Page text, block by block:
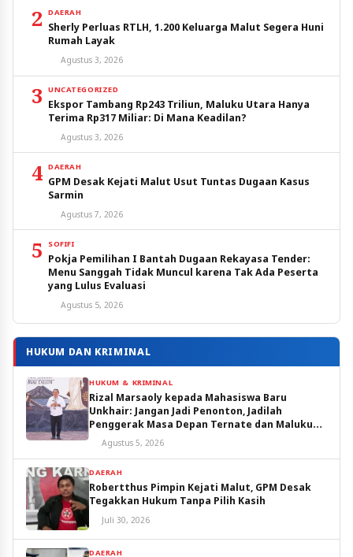
2 DAERAH
Sherly Perluas RTLH, 1.200 Keluarga Malut Segera Huni
Rumah Layak
Agustus 3, 2026
3 UNCATEGORIZED
Ekspor Tambang Rp243 Triliun, Maluku Utara Hanya
Terima Rp317 Miliar: Di Mana Keadilan?
Agustus 3, 2026
4 DAERAH
GPM Desak Kejati Malut Usut Tuntas Dugaan Kasus
Sarmin
Agustus 7, 2026
5 SOFIFI
Pokja Pemilihan I Bantah Dugaan Rekayasa Tender:
Menu Sanggah Tidak Muncul karena Tak Ada Peserta
yang Lulus Evaluasi
Agustus 5, 2026
HUKUM DAN KRIMINAL
HUKUM & KRIMINAL
Rizal Marsaoly kepada Mahasiswa Baru
Unkhair: Jangan Jadi Penonton, Jadilah
Penggerak Masa Depan Ternate dan Maluku
Utara
Agustus 5, 2026
DAERAH
Robertthus Pimpin Kejati Malut, GPM Desak
Tegakkan Hukum Tanpa Pilih Kasih
Juli 30, 2026
DAERAH